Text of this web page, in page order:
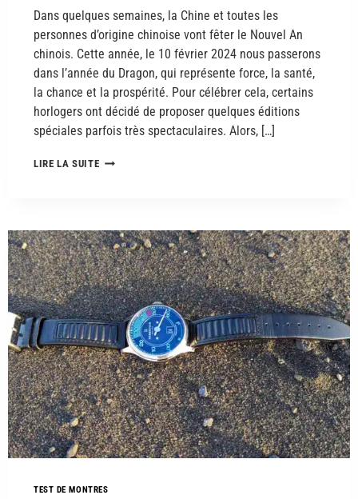
Dans quelques semaines, la Chine et toutes les
personnes d’origine chinoise vont fêter le Nouvel An
chinois. Cette année, le 10 février 2024 nous passerons
dans l’année du Dragon, qui représente force, la santé,
la chance et la prospérité. Pour célébrer cela, certains
horlogers ont décidé de proposer quelques éditions
spéciales parfois très spectaculaires. Alors, […]
LIRE LA SUITE
TEST DE MONTRES